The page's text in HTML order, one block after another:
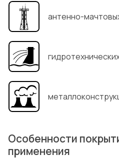
антенно-
Особенности
применения